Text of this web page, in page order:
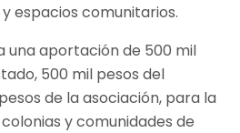
espacios comunitarios.
una aportación de 500 mil
500 mil pesos del
de la asociación, para la
y comunidades de